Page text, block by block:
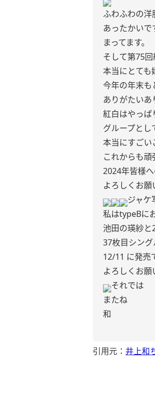
ふわふわの洋
あったかいで
まってます。
そして第75
本当にとても
今年の年末も
ありがたいあ
紅白はやっぱ
グループとし
本当にすごい
これからも頑
2024年皆様
よろしくお願
ジャケ
私はtypeBに
池田の瑛紗と
37枚目シング
12/11 に発売
よろしくお願
それでは
またね
和
引用元： 井上和